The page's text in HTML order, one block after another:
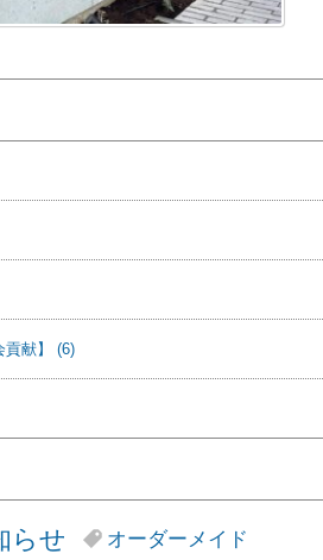
貢献】 (6)
らせ オーダーメイド